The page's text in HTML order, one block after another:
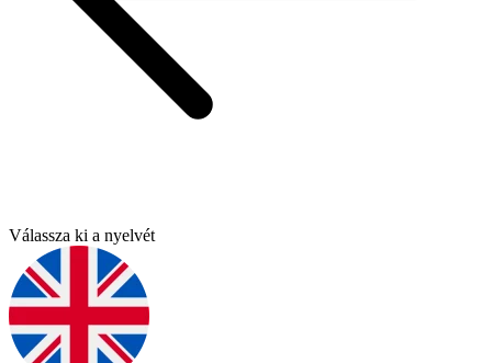
Válassza ki a nyelvét